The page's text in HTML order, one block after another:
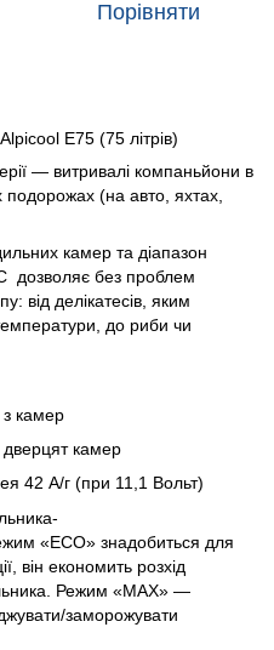
Порівняти
E75 (75 літрів)
— витривалі компаньйони в
подорожах (на авто, яхтах,
камер та діапазон
дозволяє без проблем
від делікатесів, яким
до риби чи
з камер
дверцят камер
42 А/г (при 11,1 Вольт)
«ECO» знадобиться для
він економить розхід
Режим «MAX» —
заморожувати